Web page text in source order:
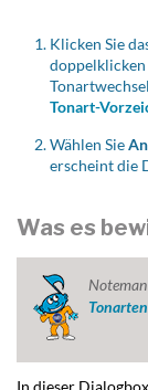
Klicken Sie
doppelklicken
Tonart-
Wählen Sie
erscheint die
Was es
Tonarten